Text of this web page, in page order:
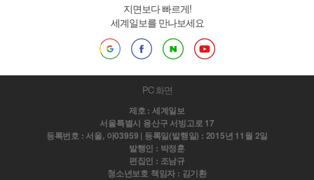
지면보다 빠르게!
세계일보를 만나보세요
PC 화면
제호 : 세계일보
서울특별시 용산구 서빙고로 17
등록번호 : 서울, 아03959 | 등록일(발행일) : 2015년 11월 2일
발행인 : 박정훈
편집인 : 조남규
청소년보호 책임자 : 김기환